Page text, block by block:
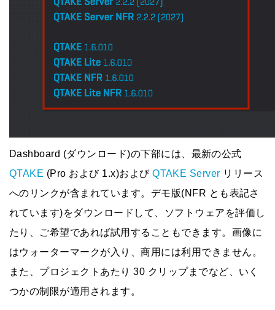
Dashboard (ダウンロード)の下部には、最新の公式
QTAKE (Pro および 1.x)およびQTAKE Server リリース
へのリンクが含まれています。デモ版(NFR とも表記さ
れています)をダウンロードして、ソフトウェアを評価し
たり、ご希望であれば試用することもできます。画像に
はウォーターマークが入り、商用には利用できません。
また、プロジェクトあたり 30 クリップまでなど、いく
つかの制限が適用されます。